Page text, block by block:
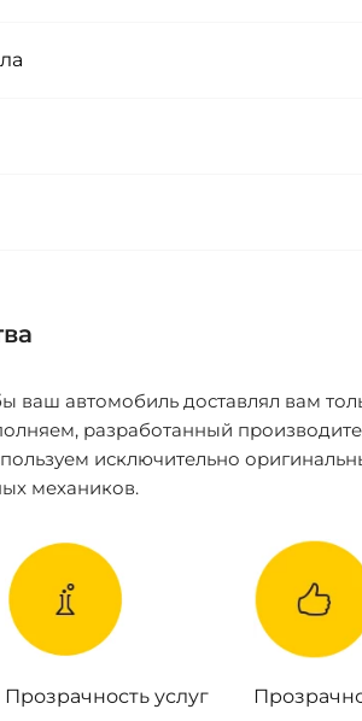
ваш автомобиль доставлял вам
разработанный
исключительно
механиков.
Прозрачность услуг